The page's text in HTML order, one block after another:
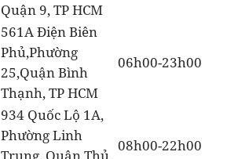
Quận 9, TP HCM
561A Điện Biên
Phủ,Phường
25,Quận Bình
Thạnh, TP HCM
06h00-23h00
934 Quốc Lộ 1A,
Phường Linh
08h00-22h00